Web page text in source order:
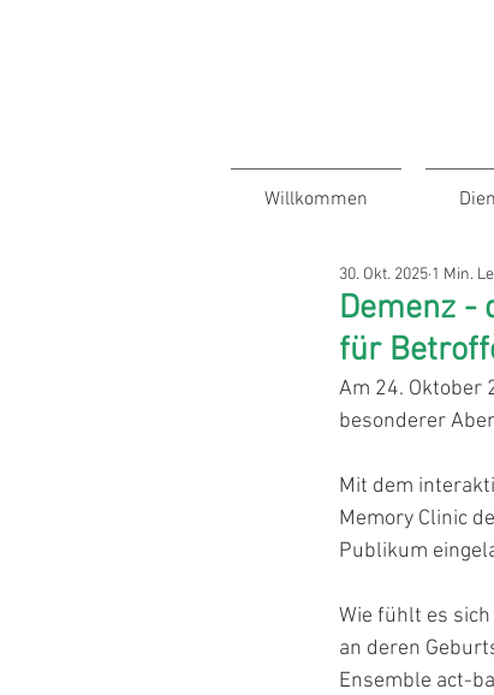
Willkommen
Demenz -
für
30. Okt. 2025 1 Min.
Am 24. Oktober
besonderer
Mit dem
Memory Clinic
Publikum
Wie fühlt es
an deren
Ensemble act-